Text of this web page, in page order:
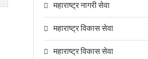
महाराष्ट्र नागरी सेवा
महाराष्ट्र विकास सेवा
महाराष्ट्र विकास सेवा